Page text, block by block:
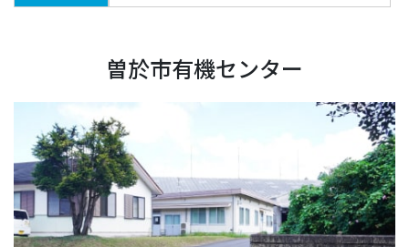
曽於市有機センター